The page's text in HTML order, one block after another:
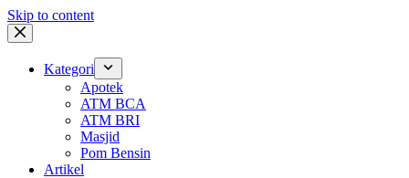
Skip to content
Kategori
Apotek
ATM BCA
ATM BRI
Masjid
Pom Bensin
Artikel